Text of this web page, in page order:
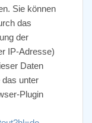
Sie können
das
der
IP-Adresse)
Daten
das unter
Plugin